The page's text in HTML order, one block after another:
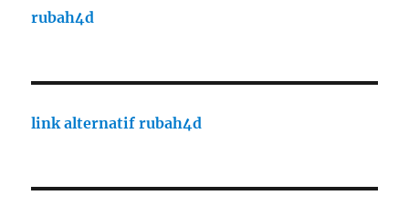
rubah4d
link alternatif rubah4d